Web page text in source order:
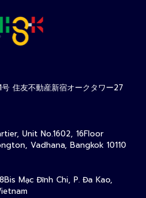
住友不動産新宿オークタワー27
Unit No.1602, 16Floor
Vadhana, Bangkok 10110
Mạc Đĩnh Chi, P. Đa Kao,